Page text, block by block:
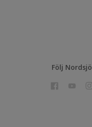
Följ Nordsjö